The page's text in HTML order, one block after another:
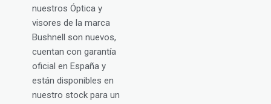
nuestros Óptica y
visores de la marca
Bushnell son nuevos,
cuentan con garantía
oficial en España y
están disponibles en
nuestro stock para un